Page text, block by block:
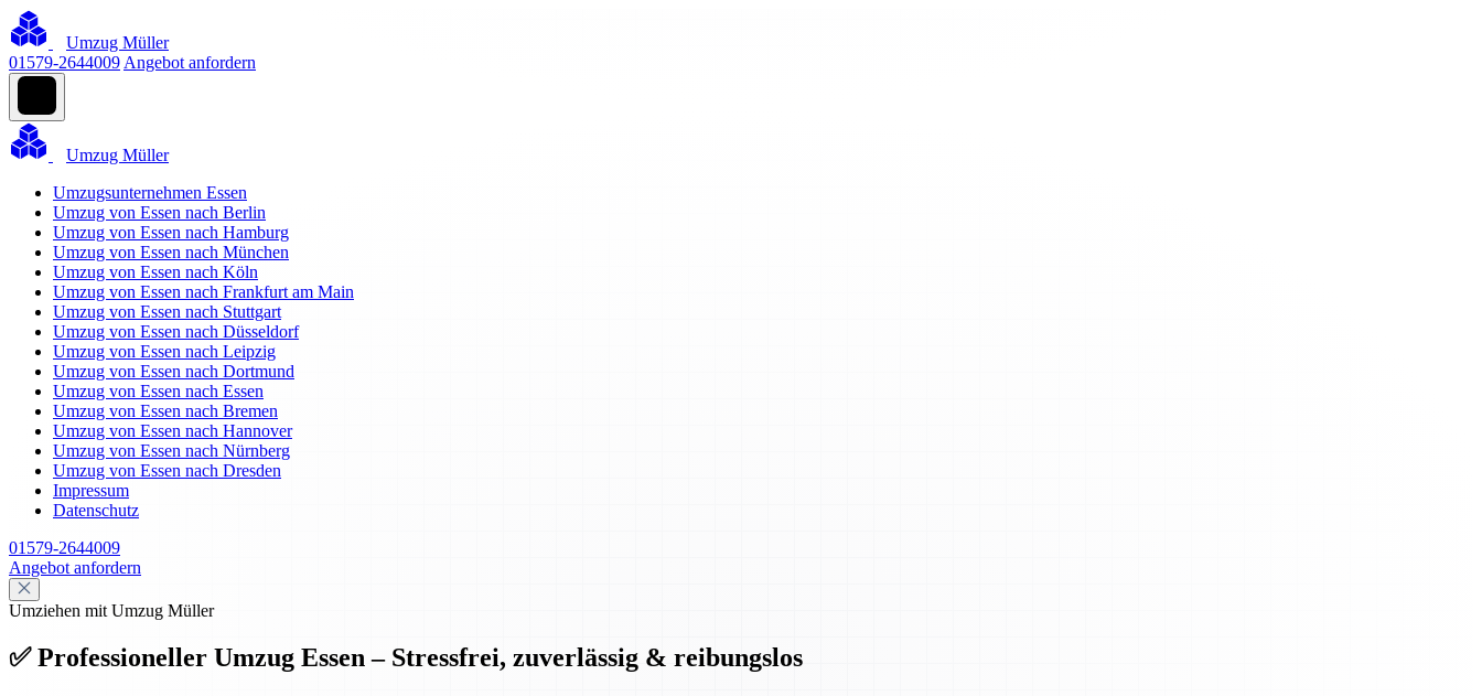
Umzug Müller
01579-2644009 Angebot anfordern
Umzug Müller
Umzugsunternehmen Essen
Umzug von Essen nach Berlin
Umzug von Essen nach Hamburg
Umzug von Essen nach München
Umzug von Essen nach Köln
Umzug von Essen nach Frankfurt am Main
Umzug von Essen nach Stuttgart
Umzug von Essen nach Düsseldorf
Umzug von Essen nach Leipzig
Umzug von Essen nach Dortmund
Umzug von Essen nach Essen
Umzug von Essen nach Bremen
Umzug von Essen nach Hannover
Umzug von Essen nach Nürnberg
Umzug von Essen nach Dresden
Impressum
Datenschutz
01579-2644009
Angebot anfordern
Umziehen mit Umzug Müller
✅ Professioneller Umzug Essen – Stressfrei, zuverlässig & reibungslos